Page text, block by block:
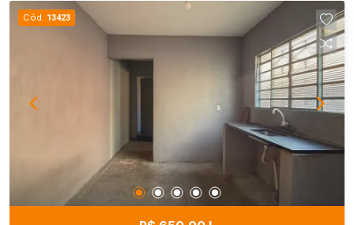
Cód. 13423